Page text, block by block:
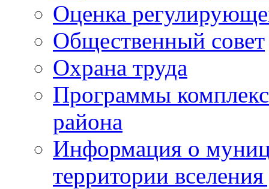
Оценка
Общественный совет
Охрана труда
Программы
района
Информация о
территории